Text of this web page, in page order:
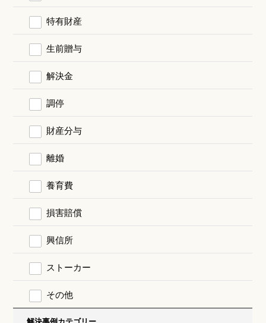
特有財産
生前贈与
解決金
調停
財産分与
離婚
養育費
損害賠償
興信所
ストーカー
その他